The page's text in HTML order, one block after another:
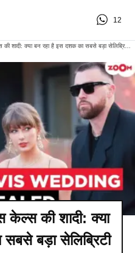
12
टेलर स्विफ्ट और ट्रैविस केल्स की शादी: क्या बन रहा है इस दशक का सबसे बड़ा सेलिब्रिटी इवेंट?
केल्स की शादी: क्या
बड़ा सेलिब्रिटी